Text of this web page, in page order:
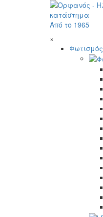
Από το 1965
×
Φωτισμός